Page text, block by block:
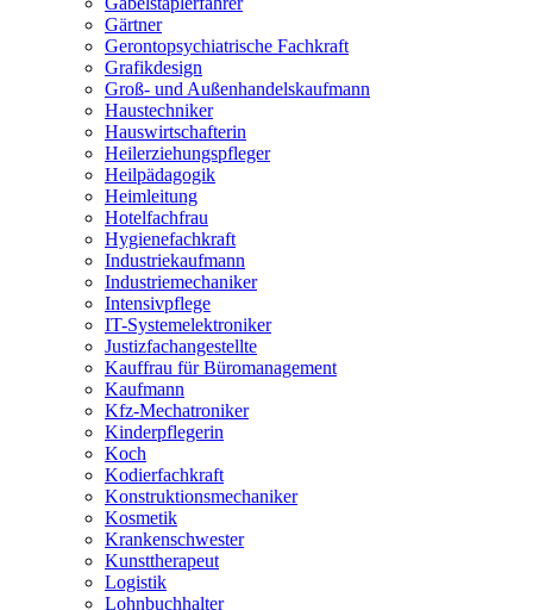
Gärtner
Gerontopsychiatrische Fachkraft
Grafikdesign
Groß- und Außenhandelskaufmann
Haustechniker
Hauswirtschafterin
Heilerziehungspfleger
Heilpädagogik
Heimleitung
Hotelfachfrau
Hygienefachkraft
Industriekaufmann
Industriemechaniker
Intensivpflege
IT-Systemelektroniker
Justizfachangestellte
Kauffrau für Büromanagement
Kaufmann
Kfz-Mechatroniker
Kinderpflegerin
Koch
Kodierfachkraft
Konstruktionsmechaniker
Kosmetik
Krankenschwester
Kunsttherapeut
Logistik
Lohnbuchhalter